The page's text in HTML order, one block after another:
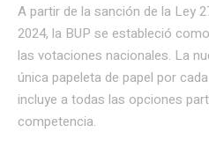
A partir de la sanción de la Ley
2024, la BUP se estableció
las votaciones nacionales. La
única papeleta de papel por
incluye a todas las opciones
competencia.